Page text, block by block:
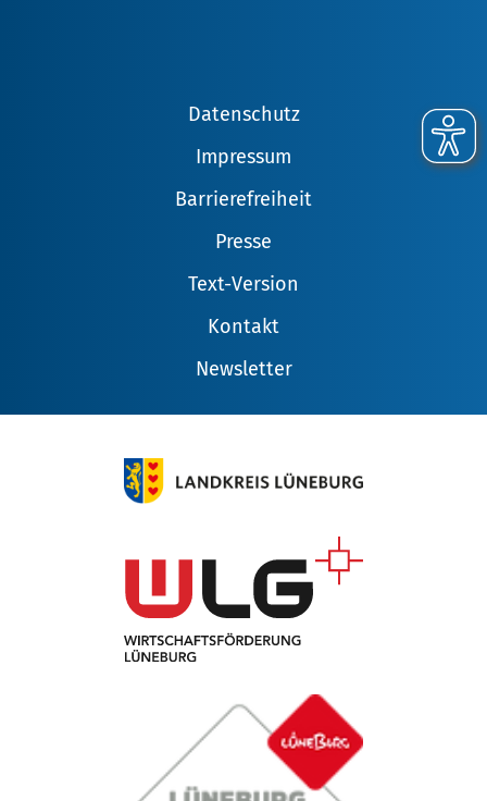
Datenschutz
Impressum
Barrierefreiheit
Presse
Text-Version
Kontakt
Newsletter